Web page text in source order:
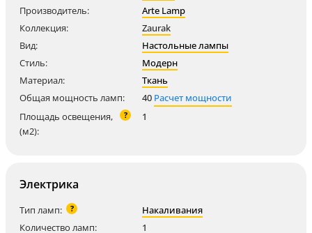
Производитель:
Arte Lamp
Коллекция:
Zaurak
Вид:
Настольные лампы
Стиль:
Модерн
Материал:
Ткань
Общая мощность ламп:
40 Расчет мощности
Площадь освещения,
(м2):
? 1
Электрика
Тип ламп: ?
Накаливания
Количество ламп:
1